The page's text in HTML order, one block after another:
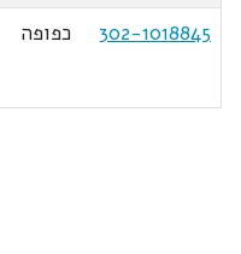
302-1018845
כפופה